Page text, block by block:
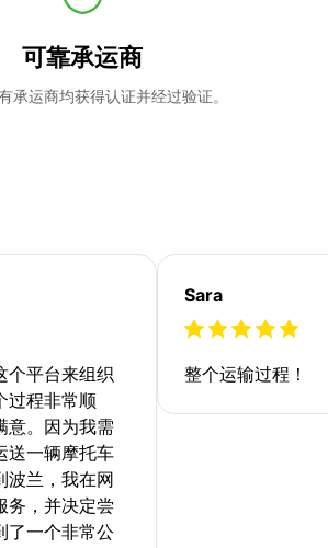
可靠承运商
承运商均获得认证并经过验证。
个平台来组织
过程非常顺
意。因为我需
送一辆摩托车
波兰，我在网
务，并决定尝
了一个非常公
Sara
整个运输过程！